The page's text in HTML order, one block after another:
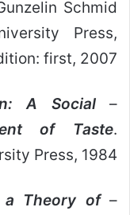
Schmid
Press,
first, 2007.
– Bourdieu, Pierre:
A Social
of Taste.
Press, 1984.
– Bourdieu, Pierre:
a Theory of